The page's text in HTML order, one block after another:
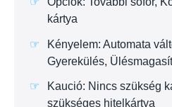
kártya
Kényelem: Automata
Gyerekülés,
Kaució: Nincs szükség
szükséges hitelkártya